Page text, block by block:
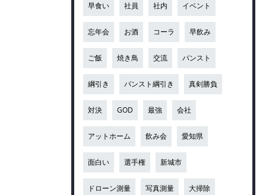
早食い 社員 社内 イベント
忘年会 お酒 コーラ 早飲み
ご飯 焼き鳥 交流 パンスト
綱引き パンスト綱引き 真剣勝負
対決 GOD 最強 会社
アットホーム 飲み会 愛知県
面白い 選手権 新城市
ドローン測量 写真測量 大掃除